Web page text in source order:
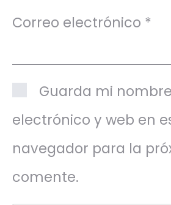
Correo electrónico *
Guarda mi
electrónico y web en
navegador para la
comente.